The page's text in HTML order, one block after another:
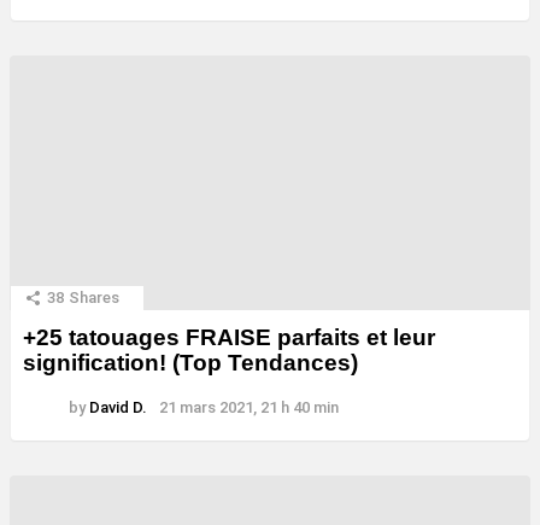
38 Shares
+25 tatouages ​​FRAISE parfaits et leur
signification! (Top Tendances)
by David D. 21 mars 2021, 21 h 40 min